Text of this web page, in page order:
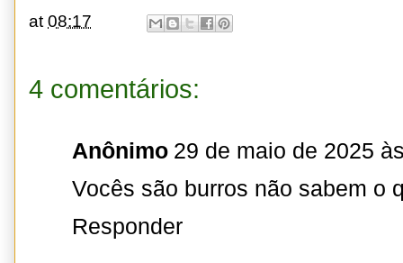
at08:17
4 comentários:
Anônimo 29 de maio de 2025
Vocês são burros não sabem o
Responder